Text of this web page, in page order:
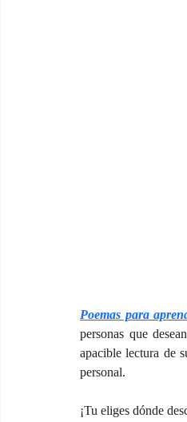
Poemas para
personas que
apacible lectura de
personal.
¡Tu eliges dónde